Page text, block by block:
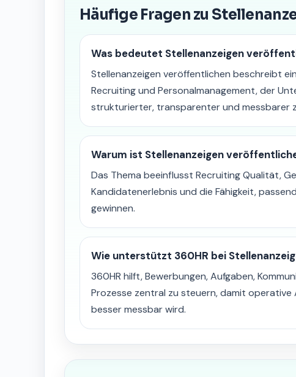
Häufige Fragen zu
Was bedeutet Stellenanzeigen
Stellenanzeigen veröffentlichen beschreibt
Recruiting und Personalmanagement, der
strukturierter, transparenter und messbarer
Warum ist Stellenanzeigen
Das Thema beeinflusst Recruiting Qualität,
Kandidatenerlebnis und die Fähigkeit,
gewinnen.
Wie unterstützt 360HR bei
360HR hilft, Bewerbungen, Aufgaben,
Prozesse zentral zu steuern, damit
besser messbar wird.